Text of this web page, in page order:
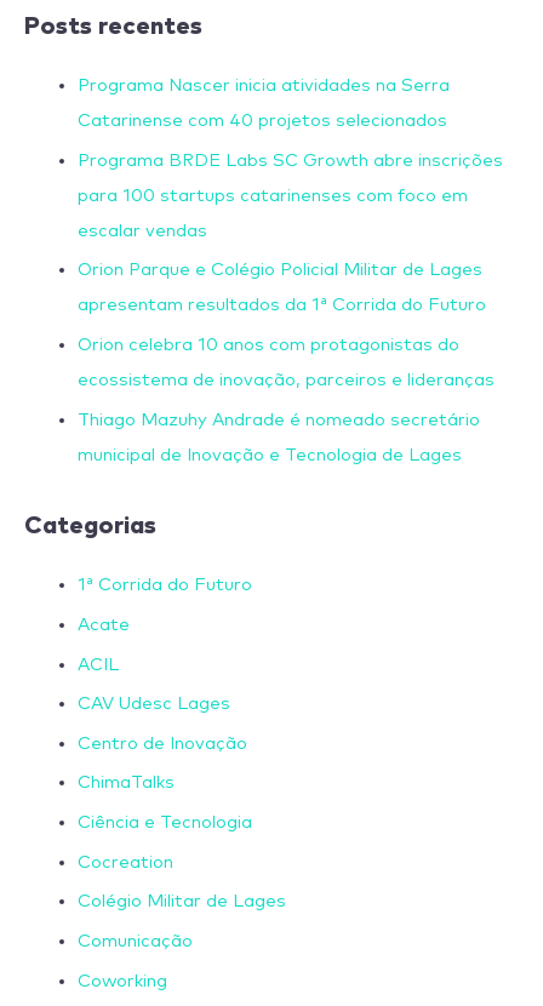
Posts recentes
Programa Nascer inicia atividades na Serra
Catarinense com 40 projetos selecionados
Programa BRDE Labs SC Growth abre inscrições
para 100 startups catarinenses com foco em
escalar vendas
Orion Parque e Colégio Policial Militar de Lages
apresentam resultados da 1ª Corrida do Futuro
Orion celebra 10 anos com protagonistas do
ecossistema de inovação, parceiros e lideranças
Thiago Mazuhy Andrade é nomeado secretário
municipal de Inovação e Tecnologia de Lages
Categorias
1ª Corrida do Futuro
Acate
ACIL
CAV Udesc Lages
Centro de Inovação
ChimaTalks
Ciência e Tecnologia
Cocreation
Colégio Militar de Lages
Comunicação
Coworking